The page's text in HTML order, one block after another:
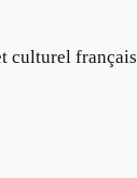
culturel français